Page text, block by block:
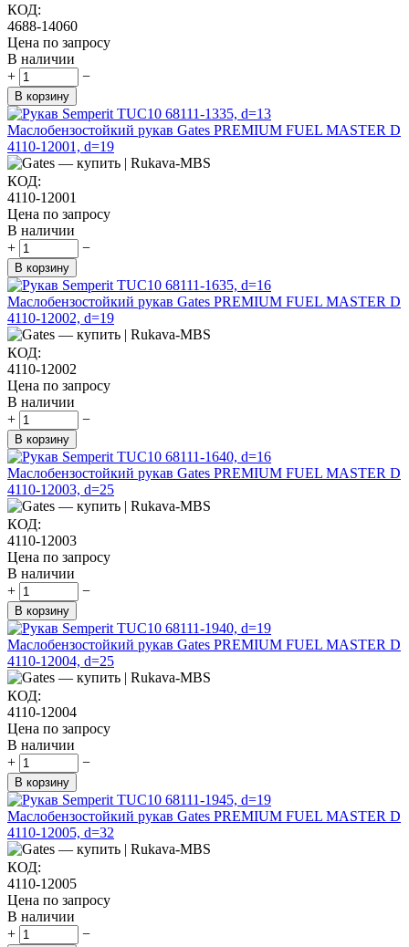
КОД:
4688-14060
Цена по запросу
В наличии
+
−
В корзину
Маслобензостойкий рукав Gates PREMIUM FUEL MASTER D
4110-12001, d=19
КОД:
4110-12001
Цена по запросу
В наличии
+
−
В корзину
Маслобензостойкий рукав Gates PREMIUM FUEL MASTER D
4110-12002, d=19
КОД:
4110-12002
Цена по запросу
В наличии
+
−
В корзину
Маслобензостойкий рукав Gates PREMIUM FUEL MASTER D
4110-12003, d=25
КОД:
4110-12003
Цена по запросу
В наличии
+
−
В корзину
Маслобензостойкий рукав Gates PREMIUM FUEL MASTER D
4110-12004, d=25
КОД:
4110-12004
Цена по запросу
В наличии
+
−
В корзину
Маслобензостойкий рукав Gates PREMIUM FUEL MASTER D
4110-12005, d=32
КОД:
4110-12005
Цена по запросу
В наличии
+
−